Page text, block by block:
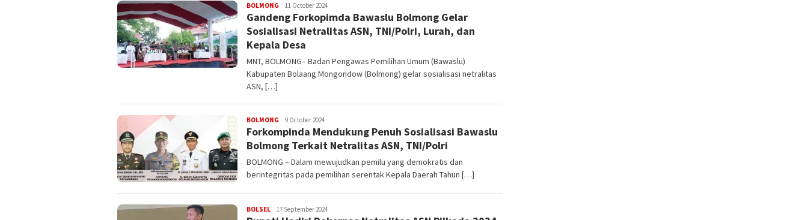
BOLMONG Demsi
Laluas
11 October 2024
Gandeng Forkopimda Bawaslu Bolmong Gelar
Sosialisasi Netralitas ASN, TNI/Polri, Lurah, dan
Kepala Desa
MNT, BOLMONG– Badan Pengawas Pemilihan Umum (Bawaslu)
Kabupaten Bolaang Mongondow (Bolmong) gelar sosialisasi netralitas
ASN, […]
BOLMONG Demsi
Laluas
9 October 2024
Forkompinda Mendukung Penuh Sosialisasi Bawaslu
Bolmong Terkait Netralitas ASN, TNI/Polri
BOLMONG – Dalam mewujudkan pemilu yang demokratis dan
berintegritas pada pemilihan serentak Kepala Daerah Tahun […]
BOLSEL Demsi
17 September 2024